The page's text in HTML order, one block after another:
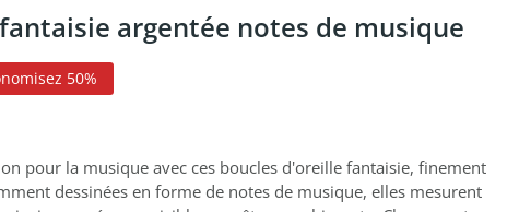
argentée notes de musique
50%
pour la musique avec ces boucles d'oreille fantaisie, finement
dessinées en forme de notes de musique, elles mesurent